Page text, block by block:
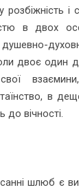
і
в двох
двоє один
в
до вічності.
шлюб є